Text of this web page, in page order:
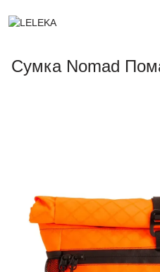
Сумка Nomad